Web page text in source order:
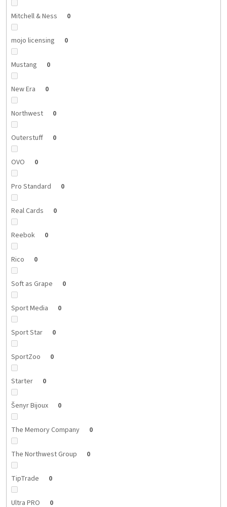
Mitchell & Ness 0
mojo licensing 0
Mustang 0
New Era 0
Northwest 0
Outerstuff 0
OVO 0
Pro Standard 0
Real Cards 0
Reebok 0
Rico 0
Soft as Grape 0
Sport Media 0
Sport Star 0
SportZoo 0
Starter 0
Šenyr Bijoux 0
The Memory Company 0
The Northwest Group 0
TipTrade 0
Ultra PRO 0